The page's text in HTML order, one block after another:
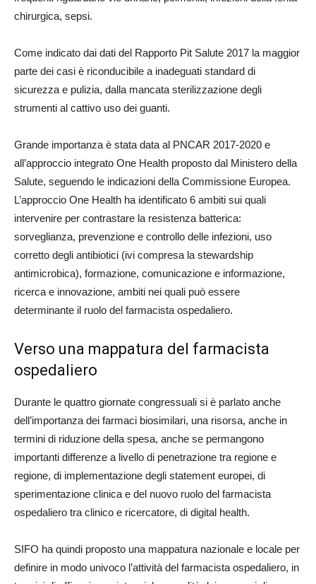
chirurgica, sepsi.
Come indicato dai dati del Rapporto Pit Salute 2017 la maggior
parte dei casi è riconducibile a inadeguati standard di
sicurezza e pulizia, dalla mancata sterilizzazione degli
strumenti al cattivo uso dei guanti.
Grande importanza è stata data al PNCAR 2017-2020 e
all’approccio integrato One Health proposto dal Ministero della
Salute, seguendo le indicazioni della Commissione Europea.
L’approccio One Health ha identificato 6 ambiti sui quali
intervenire per contrastare la resistenza batterica:
sorveglianza, prevenzione e controllo delle infezioni, uso
corretto degli antibiotici (ivi compresa la stewardship
antimicrobica), formazione, comunicazione e informazione,
ricerca e innovazione, ambiti nei quali può essere
determinante il ruolo del farmacista ospedaliero.
Verso una mappatura del farmacista
ospedaliero
Durante le quattro giornate congressuali si è parlato anche
dell’importanza dei farmaci biosimilari, una risorsa, anche in
termini di riduzione della spesa, anche se permangono
importanti differenze a livello di penetrazione tra regione e
regione, di implementazione degli statement europei, di
sperimentazione clinica e del nuovo ruolo del farmacista
ospedaliero tra clinico e ricercatore, di digital health.
SIFO ha quindi proposto una mappatura nazionale e locale per
definire in modo univoco l’attività del farmacista ospedaliero, in